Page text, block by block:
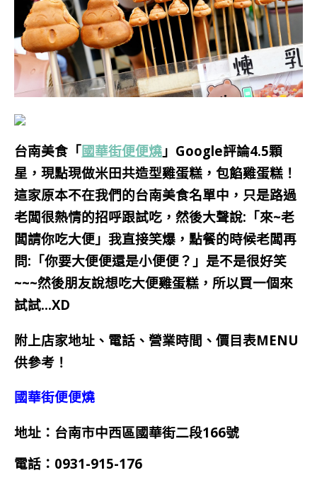
台南美食「國華街便便燒 」Google評論4.5顆
星，現點現做米田共造型雞蛋糕，包餡雞蛋糕！
這家原本不在我們的台南美食名單中，只是路過
老闆很熱情的招呼跟試吃，然後大聲說:「來~老
闆請你吃大便」我直接笑爆，點餐的時候老闆再
問:「你要大便便還是小便便？」是不是很好笑
~~~然後朋友說想吃大便雞蛋糕，所以買一個來
試試…XD
附上店家地址、電話、營業時間、價目表MENU
供參考！
國華街便便燒
地址：台南市中西區國華街二段166號
電話：0931-915-176